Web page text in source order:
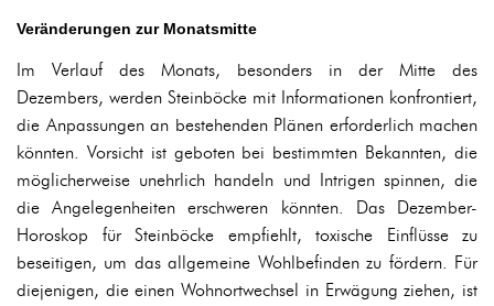
Veränderungen zur Monatsmitte
Im Verlauf des Monats, besonders in der Mitte des
Dezembers, werden Steinböcke mit Informationen konfrontiert,
die Anpassungen an bestehenden Plänen erforderlich machen
könnten. Vorsicht ist geboten bei bestimmten Bekannten, die
möglicherweise unehrlich handeln und Intrigen spinnen, die
die Angelegenheiten erschweren könnten. Das Dezember-
Horoskop für Steinböcke empfiehlt, toxische Einflüsse zu
beseitigen, um das allgemeine Wohlbefinden zu fördern. Für
diejenigen, die einen Wohnortwechsel in Erwägung ziehen, ist